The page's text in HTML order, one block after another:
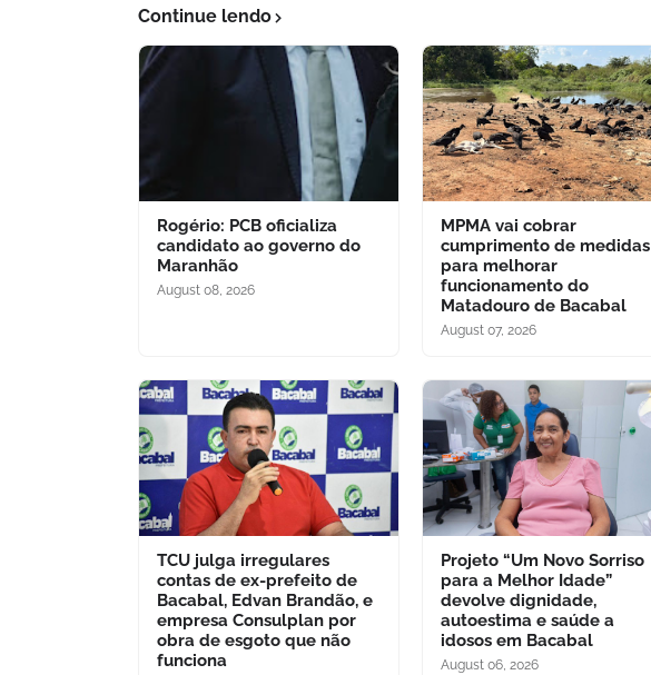
Continue lendo
Rogério: PCB oficializa
candidato ao governo do
Maranhão
August 08, 2026
MPMA vai cobrar
cumprimento de medidas
para melhorar
funcionamento do
Matadouro de Bacabal
August 07, 2026
TCU julga irregulares
contas de ex-prefeito de
Bacabal, Edvan Brandão, e
empresa Consulplan por
obra de esgoto que não
funciona
Projeto “Um Novo Sorriso
para a Melhor Idade”
devolve dignidade,
autoestima e saúde a
idosos em Bacabal
August 06, 2026